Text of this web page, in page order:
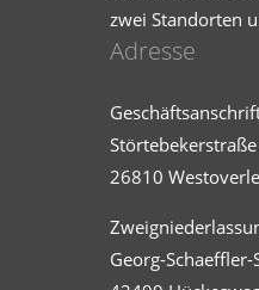
zwei Standorten
Adresse
26810
Georg-Schaeffler-